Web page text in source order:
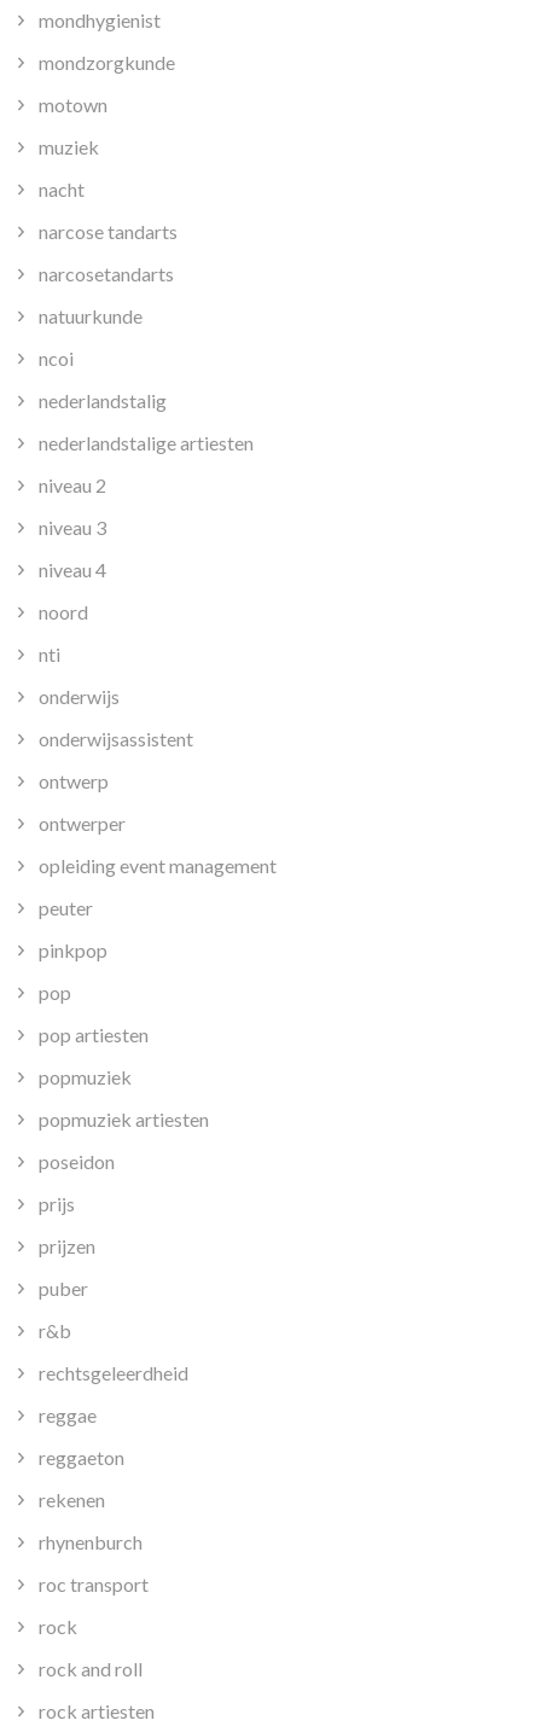
mondhygienist
mondzorgkunde
motown
muziek
nacht
narcose tandarts
narcosetandarts
natuurkunde
ncoi
nederlandstalig
nederlandstalige artiesten
niveau 2
niveau 3
niveau 4
noord
nti
onderwijs
onderwijsassistent
ontwerp
ontwerper
opleiding event management
peuter
pinkpop
pop
pop artiesten
popmuziek
popmuziek artiesten
poseidon
prijs
prijzen
puber
r&b
rechtsgeleerdheid
reggae
reggaeton
rekenen
rhynenburch
roc transport
rock
rock and roll
rock artiesten